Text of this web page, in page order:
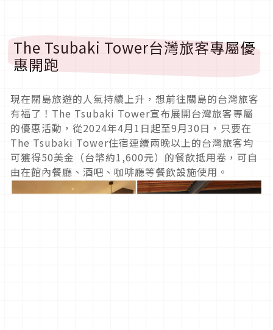
The Tsubaki Tower台灣旅客專屬優
惠開跑
現在關島旅遊的人氣持續上升，想前往關島的台灣旅客
有福了！ The Tsubaki Tower宣布展開台灣旅客專屬
的優惠活動，從2024年4月1 日起至9月30日，只要在
The Tsubaki Tower住宿連續兩晚以上的台灣旅客均
可獲得50美金（台幣約1,600元）的餐飲抵用卷，可自
由在館內餐廳、酒吧、 咖啡廳等餐飲設施使用。